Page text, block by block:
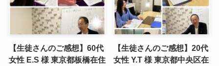
【生徒さんのご感想】60代
女性 E.S 様 東京都板橋在住
【生徒さんのご感想】20代
女性 Y.T 様 東京都中央区在